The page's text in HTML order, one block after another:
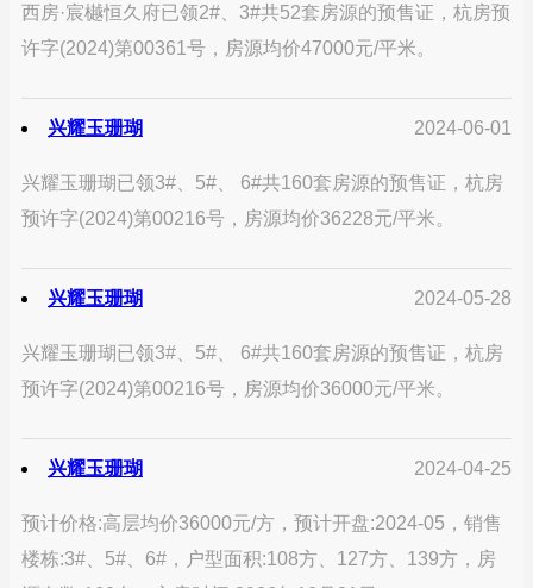
西房·宸樾恒久府已领2#、3#共52套房源的预售证，杭房预
许字(2024)第00361号，房源均价47000元/平米。
兴耀玉珊瑚 2024-06-01
兴耀玉珊瑚已领3#、5#、 6#共160套房源的预售证，杭房
预许字(2024)第00216号，房源均价36228元/平米。
兴耀玉珊瑚 2024-05-28
兴耀玉珊瑚已领3#、5#、 6#共160套房源的预售证，杭房
预许字(2024)第00216号，房源均价36000元/平米。
兴耀玉珊瑚 2024-04-25
预计价格:高层均价36000元/方，预计开盘:2024-05，销售
楼栋:3#、5#、6#，户型面积:108方、127方、139方，房